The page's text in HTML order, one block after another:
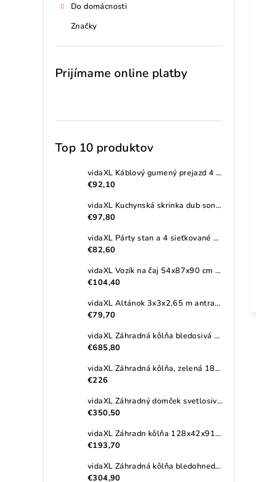
Do domácnosti
Značky
Prijímame online platby
Top 10 produktov
vidaXL Káblový gumený prejazd 4 ks 2-kanálový 101,5 cm
€92,10
vidaXL Kuchynská skrinka dub sonoma 38x41,5x131,5 cm kompozitné drevo
€97,80
vidaXL Párty stan a 4 sieťkované bočné steny antracitový 2,5x2,5m HDPE
€82,60
vidaXL Vozík na čaj 54x87x90 cm masívna akácia
€104,40
vidaXL Altánok 3x3x2,65 m antracitový 180 g/m²
€79,70
vidaXL Záhradná kôlňa bledosivá 192x523x223 cm pozinkovaná oceľ
€685,80
vidaXL Záhradná kôlňa, zelená 180,5x97x209,5 cm, pozinkovaná oceľ
€226
vidaXL Záhradný domček svetlosivý 191x215x198 cm pozinkovaná oceľ
€350,50
vidaXL Záhradn kôlňa 128x42x91 cm, drevo
€193,70
vidaXL Záhradná kôlňa bledohnedá 192x191x223 cm pozinkovaná oceľ
€304,90